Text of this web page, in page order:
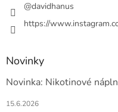
@davidhanus
https://
Novinky
Novinka: Nikotinové
15.6.2026